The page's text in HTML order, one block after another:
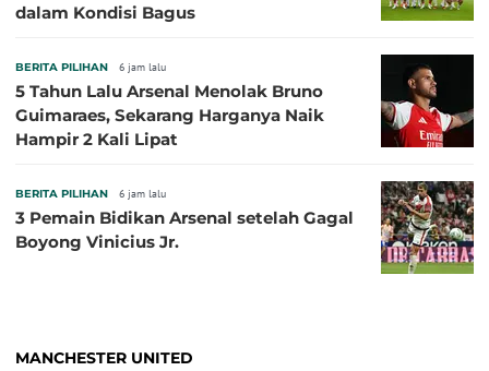
dalam Kondisi Bagus
BERITA PILIHAN 6 jam lalu
5 Tahun Lalu Arsenal Menolak Bruno
Guimaraes, Sekarang Harganya Naik
Hampir 2 Kali Lipat
BERITA PILIHAN 6 jam lalu
3 Pemain Bidikan Arsenal setelah Gagal
Boyong Vinicius Jr.
MANCHESTER UNITED